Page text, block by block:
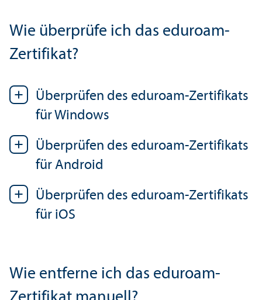
Wie überprüfe ich das eduroam-
Zertifikat?
Über­prüfen des eduroam-Zertifikats
für Windows
Über­prüfen des eduroam-Zertifikats
für Android
Über­prüfen des eduroam-Zertifikats
für iOS
Wie entferne ich das eduroam-